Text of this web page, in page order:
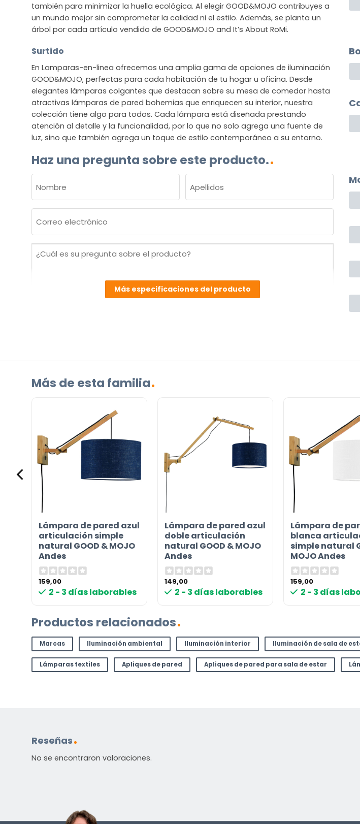
también para minimizar la huella ecológica. Al elegir GOOD&MOJO contribuyes a
un mundo mejor sin comprometer la calidad ni el estilo. Además, se planta un
árbol por cada artículo vendido de GOOD&MOJO and It’s About RoMi.
Surtido
En Lamparas-en-linea ofrecemos una amplia gama de opciones de iluminación
GOOD&MOJO, perfectas para cada habitación de tu hogar u oficina. Desde
elegantes lámparas colgantes que destacan sobre su mesa de comedor hasta
atractivas lámparas de pared bohemias que enriquecen su interior, nuestra
colección tiene algo para todos. Cada lámpara está diseñada prestando
atención al detalle y la funcionalidad, por lo que no solo agrega una fuente de
luz, sino que también agrega un toque de estilo contemporáneo a su entorno.
Haz una pregunta sobre este producto.
(OBLIGATORIO)
Nombre Apellidos
electrónico
¿Cuál
Incluido por defecto
Instrucciones en diferentes idiomas
Etiqueta energética
¿TIENES ALGUNA PREGUNTA?
Contáctenos. Puede comunicarse con nosotros por
correo electrónico ainfo@lamparas-en-linea.es.
Más especificaciones del producto
Más de esta familia
Lámpara de pared azul
articulación simple
natural GOOD & MOJO
Andes
159,00
2 - 3 días laborables
Lámpara de pared azul
doble articulación
natural GOOD & MOJO
Andes
149,00
2 - 3 días laborables
Lámpara de
blanca
simple natural
MOJO Andes
159,00
2 - 3 días
Productos relacionados
Marcas Iluminación ambiental Iluminación interior Iluminación de sala de
Lámparas textiles Apliques de pared Apliques de pared para sala de estar
Reseñas
No se encontraron valoraciones.